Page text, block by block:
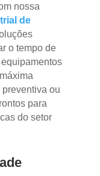
nossa
de
o tempo de
ou
para
do setor